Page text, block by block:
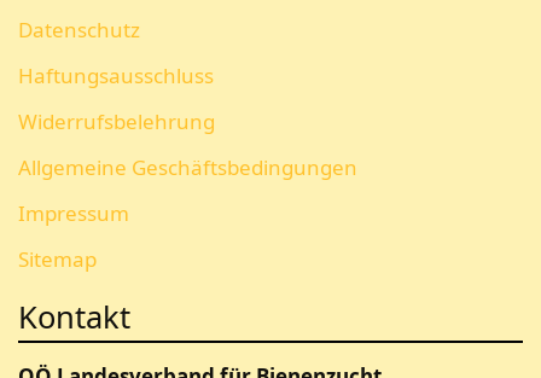
Datenschutz
Haftungsausschluss
Widerrufsbelehrung
Allgemeine Geschäftsbedingungen
Impressum
Sitemap
Kontakt